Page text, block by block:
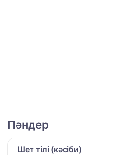
Пәндер
Шет тілі (кәсіби)